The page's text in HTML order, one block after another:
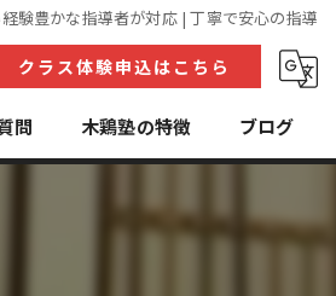
験豊かな指導者が対応 | 丁寧で安心の指導
クラス体験申込はこちら
問 木鶏塾の特徴
初心者
ブログ